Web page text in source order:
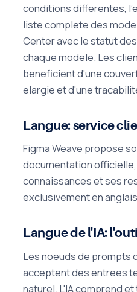
conditions differentes,
liste complete des
Center avec le statut
chaque modele. Les
beneficient d'une
elargie et d'une
Langue: service
Figma Weave propose
documentation
connaissances et ses
exclusivement en
Langue de l'IA:
Les noeuds de prompts
acceptent des entrees
naturel. L'IA comprend